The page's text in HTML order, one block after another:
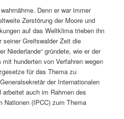
Denn er war immer
Zerstörung der Moore und
auf das Weltklima trieben ihn
Greifswalder Zeit die
Niederlande“ gründete, wie er der
mit hunderten von Verfahren wegen
für das Thema zu
der Internationalen
auch im Rahmen des
Nationen (IPCC) zum Thema